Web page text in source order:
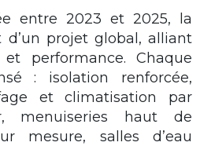
entre 2023 et 2025, la
d’un projet global, alliant
performance. Chaque
: isolation renforcée,
et climatisation par
menuiseries haut de
mesure, salles d’eau